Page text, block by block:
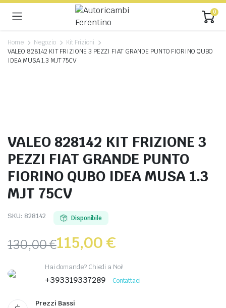
0
Home Negozio
Kit Frizioni
VALEO 828142 KIT FRIZIONE 3 PEZZI FIAT GRANDE PUNTO FIORINO QUBO
IDEA MUSA 1.3 MJT 75CV
VALEO 828142 KIT FRIZIONE 3
PEZZI FIAT GRANDE PUNTO
FIORINO QUBO IDEA MUSA 1.3
MJT 75CV
SKU: 828142 Disponibile
130,00€115,00€
Hai domande? Chiedi a Noi!
+393319337289 Contattaci
Prezzi Bassi